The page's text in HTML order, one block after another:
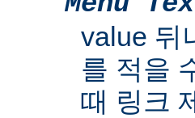
value 뒤
를 적을
때 링크